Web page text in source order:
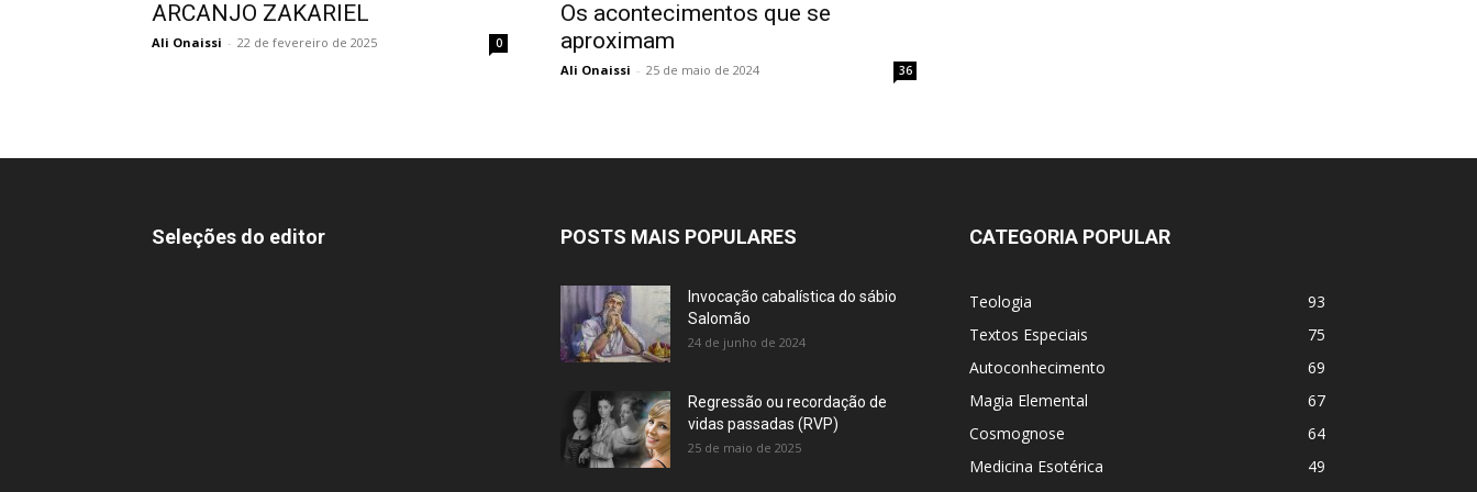
ARCANJO ZAKARIEL
Ali Onaissi - 22 de fevereiro de 2025 0
Os acontecimentos que se
aproximam
Ali Onaissi - 25 de maio de 2024 36
Seleções do editor POSTS MAIS POPULARES
Invocação cabalística do sábio
Salomão
24 de junho de 2024
Regressão ou recordação de
vidas passadas (RVP)
25 de maio de 2025
CATEGORIA POPULAR
Teologia
93
Textos Especiais
75
Autoconhecimento
69
Magia Elemental
67
Cosmognose
64
Medicina Esotérica
49